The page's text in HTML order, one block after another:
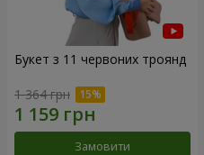
Букет з 11 червоних троянд
1 364 грн
Замовити